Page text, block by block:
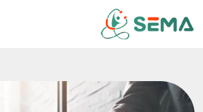
contentمن نحن